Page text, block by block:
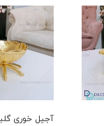
آجیل خوری